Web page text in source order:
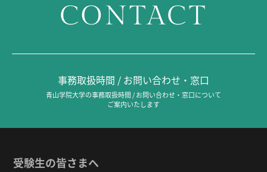
CONTACT
事務取扱時間 / お問い合わせ・窓口
青山学院大学の事務取扱時間 / お問い合わせ・窓口について
ご案内いたします
受験生の皆さまへ